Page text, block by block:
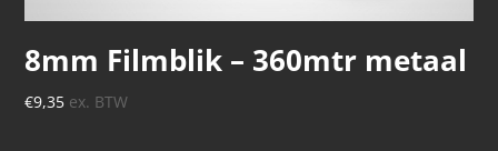
8mm Filmblik – 360mtr metaal
€9,35 ex. BTW